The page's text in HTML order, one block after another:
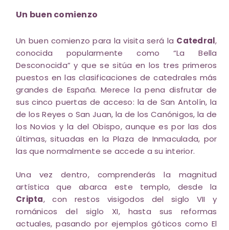
Un buen comienzo
Un buen comienzo para la visita será la Catedral,
conocida popularmente como “La Bella
Desconocida” y que se sitúa en los tres primeros
puestos en las clasificaciones de catedrales más
grandes de España. Merece la pena disfrutar de
sus cinco puertas de acceso: la de San Antolín, la
de los Reyes o San Juan, la de los Canónigos, la de
los Novios y la del Obispo, aunque es por las dos
últimas, situadas en la Plaza de Inmaculada, por
las que normalmente se accede a su interior.
Una vez dentro, comprenderás la magnitud
artística que abarca este templo, desde la
Cripta, con restos visigodos del siglo VII y
románicos del siglo XI, hasta sus reformas
actuales, pasando por ejemplos góticos como El